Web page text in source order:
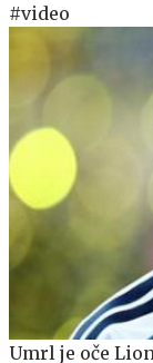
#video
Umrl je oče